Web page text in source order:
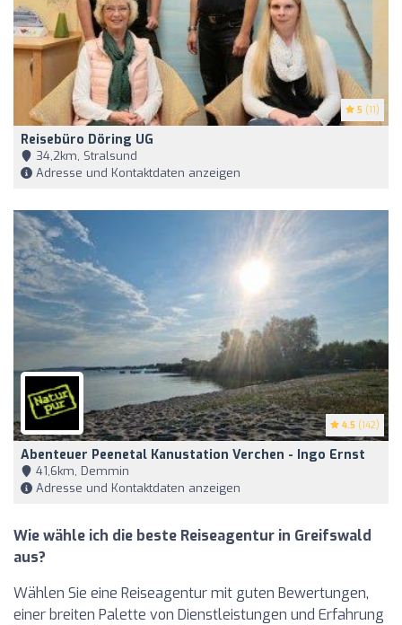
5 (11)
Reisebüro Döring UG
34,2km, Stralsund
Adresse und Kontaktdaten anzeigen
4.5 (142)
Abenteuer Peenetal Kanustation Verchen - Ingo Ernst
41,6km, Demmin
Adresse und Kontaktdaten anzeigen
Wie wähle ich die beste Reiseagentur in Greifswald
aus?
Wählen Sie eine Reiseagentur mit guten Bewertungen,
einer breiten Palette von Dienstleistungen und Erfahrung